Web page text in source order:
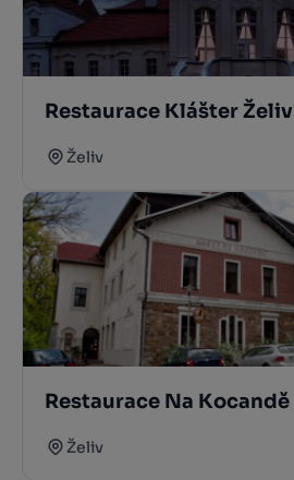
Restaurace Klášter Želiv
Želiv
Restaurace Na Kocandě
Želiv